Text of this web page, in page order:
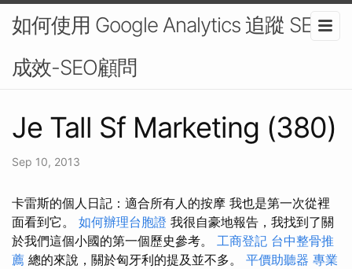
如何使用 Google Analytics 追蹤 SEO
成效-SEO顧問
Je Tall Sf Marketing (380)
Sep 10, 2013
卡雷斯的個人日記：適合所有人的按摩 我也是第一次從裡
面看到它。 如何辦理台胞證 我很自豪地報告，我找到了關
於我們這個小國的第一個歷史參考。 工商登記 台中整骨推
薦 總的來說，關於匈牙利的提及並不多。 平價助聽器 專業